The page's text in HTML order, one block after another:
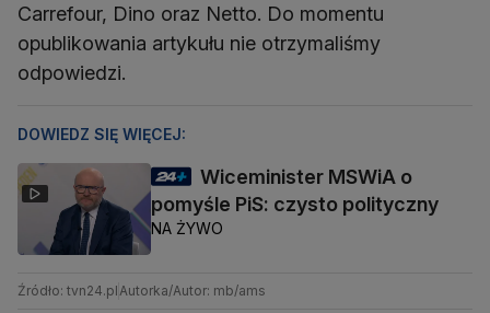
Carrefour, Dino oraz Netto. Do momentu
opublikowania artykułu nie otrzymaliśmy
odpowiedzi.
DOWIEDZ SIĘ WIĘCEJ:
Wiceminister MSWiA o
pomyśle PiS: czysto polityczny
NA ŻYWO
Źródło: tvn24.plAutorka/Autor: mb/ams